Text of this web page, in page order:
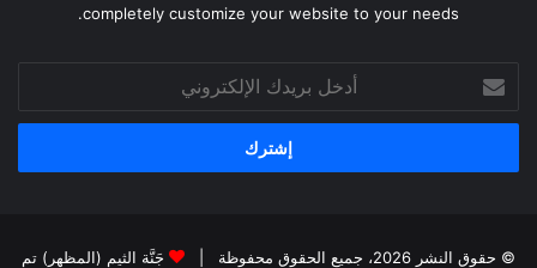
completely customize your website to your needs.
بريدك
الإلكتروني
© حقوق النشر 2026، جميع الحقوق محفوظة | جَنَّة الثيم (المظهر) تم